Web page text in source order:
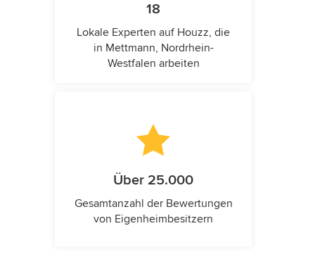
18
Lokale Experten auf Houzz, die
in Mettmann, Nordrhein-
Westfalen arbeiten
Über 25.000
Gesamtanzahl der Bewertungen
von Eigenheimbesitzern